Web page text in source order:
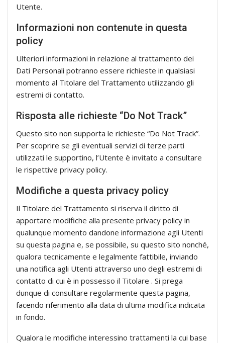
Utente.
Informazioni non contenute in questa
policy
Ulteriori informazioni in relazione al trattamento dei
Dati Personali potranno essere richieste in qualsiasi
momento al Titolare del Trattamento utilizzando gli
estremi di contatto.
Risposta alle richieste “Do Not Track”
Questo sito non supporta le richieste “Do Not Track”.
Per scoprire se gli eventuali servizi di terze parti
utilizzati le supportino, l’Utente è invitato a consultare
le rispettive privacy policy.
Modifiche a questa privacy policy
Il Titolare del Trattamento si riserva il diritto di
apportare modifiche alla presente privacy policy in
qualunque momento dandone informazione agli Utenti
su questa pagina e, se possibile, su questo sito nonché,
qualora tecnicamente e legalmente fattibile, inviando
una notifica agli Utenti attraverso uno degli estremi di
contatto di cui è in possesso il Titolare . Si prega
dunque di consultare regolarmente questa pagina,
facendo riferimento alla data di ultima modifica indicata
in fondo.
Qualora le modifiche interessino trattamenti la cui base